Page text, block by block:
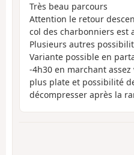
Très beau parcours
Attention le retour
col des charbonniers est
Plusieurs autres
Variante possible en
-4h30 en marchant
plus plate et possibilité
décompresser après la